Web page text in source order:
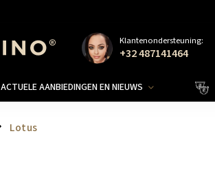
Klantenondersteuning:
+32 487141464
ACTUELE AANBIEDINGEN EN NIEUWS
Lotus